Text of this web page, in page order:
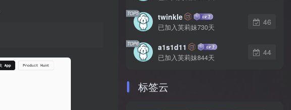
TOP5 twinkle
已加入芙莉妹730天
46
TOP6 a1s1d11
已加入芙莉妹844天
44
标签云